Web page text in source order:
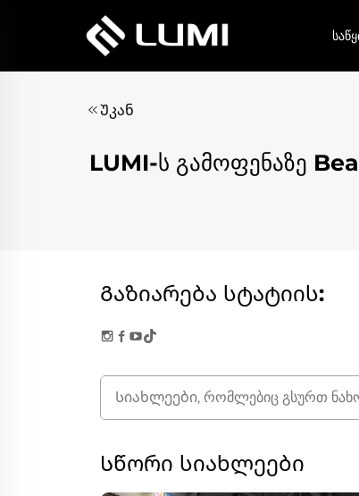
Უკან
LUMI-ს გამოფენაზე
Გაზიარება სტატიის:
Სწორი სიახლეები